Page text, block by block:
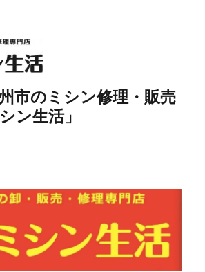
市のミシン修理・販売
ン生活」